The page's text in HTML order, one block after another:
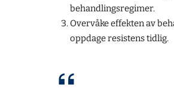
behandlingsregimer.
Overvåke effekten av
oppdage resistens tidlig.